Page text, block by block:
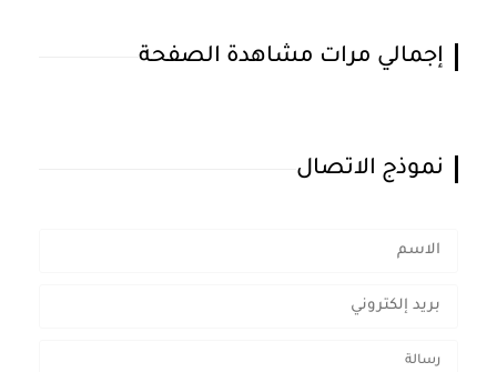
إجمالي مرات مشاهدة الصفحة
نموذج الاتصال